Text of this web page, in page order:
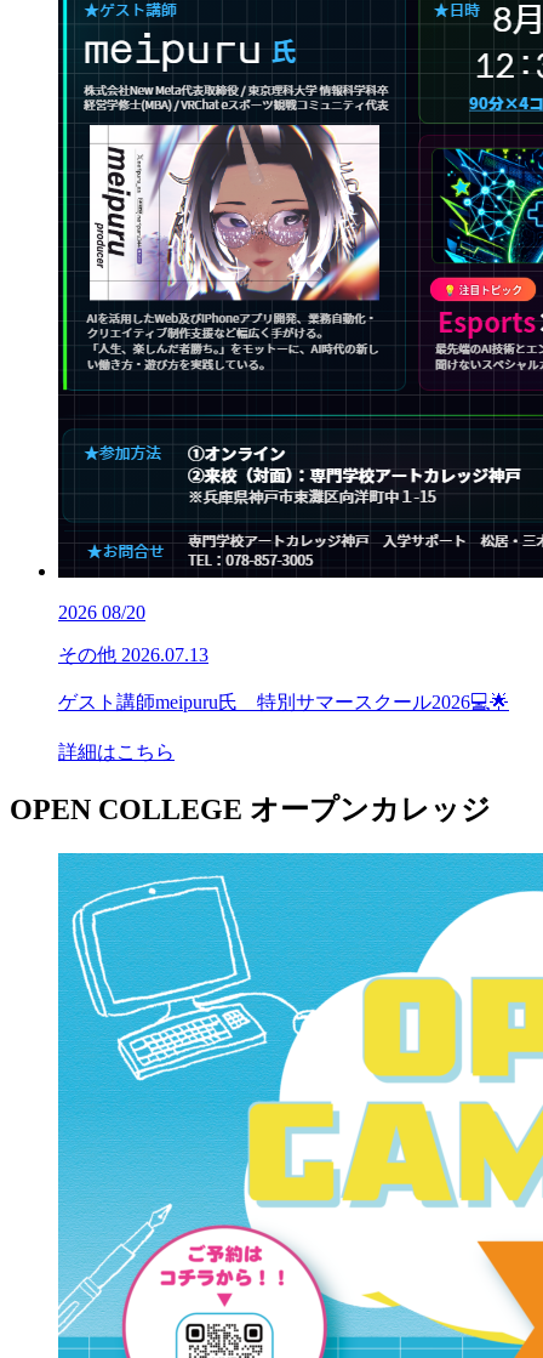
2026 08/20
その他 2026.07.13
ゲスト講師meipuru氏 特別サマースクール2026💻🌟
詳細はこちら
OPEN COLLEGE オープンカレッジ